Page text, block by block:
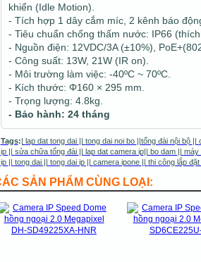
khiển (Idle Motion).
- Tích hợp 1 dây cắm míc, 2 kênh báo
- Tiêu chuẩn chống thấm nước: IP66
- Nguồn điện: 12VDC/3A (±10%),
- Công suất: 13W, 21W (IR on).
- Môi trường làm việc: -40ºC ~ 70ºC.
- Kích thước: Φ160 × 295 mm.
- Trọng lượng: 4.8kg.
- Bảo hành: 24 tháng
Tags:| lap dat tong dai || tong dai noi bo ||tổng đài nội bộ ||
ip || sửa chữa tổng đài || lap dat camera ip|| bo dam || máy
ip || tong dai || tong dai ip|| camera ipone || thi công lắp
SẢN PHẨM CÙNG LOẠI: